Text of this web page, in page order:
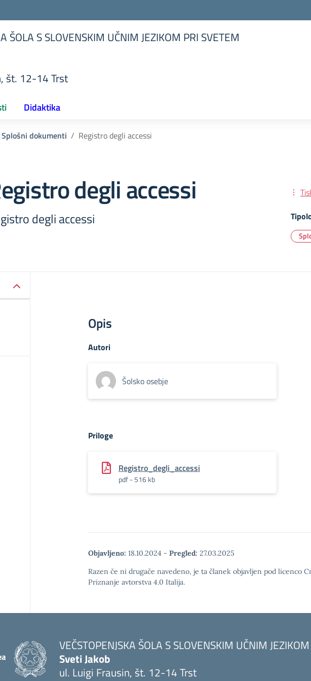
ŠOLA S SLOVENSKIM UČNIM JEZIKOM PRI SVETEM
št. 12-14 Trst
Didaktika
Splošni dokumenti Registro degli accessi
degli accessi
degli accessi
Opis
Autori
Šolsko osebje
Priloge
Registro_degli_accessi
pdf - 516 kb
Objavljeno: 18.10.2024 - Pregled: 27.03.2025
Razen če ni drugače navedeno, je ta članek objavljen pod licenco
Priznanje avtorstva 4.0 Italija.
VEČSTOPENJSKA ŠOLA S SLOVENSKIM UČNIM
Sveti Jakob
ul. Luigi Frausin, št. 12-14 Trst